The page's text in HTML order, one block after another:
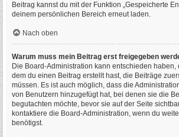
Beitrag kannst du mit der Funktion „Gespeicherte
deinem persönlichen Bereich erneut laden.
Nach oben
Warum muss mein Beitrag erst freigegeben
Die Board-Administration kann entschieden haben,
dem du einen Beitrag erstellt hast, die Beiträge
müssen. Es ist auch möglich, dass die
von Benutzern hinzugefügt hat, bei denen sie die
begutachten möchte, bevor sie auf der Seite
kontaktiere die Board-Administration, wenn du
benötigst.